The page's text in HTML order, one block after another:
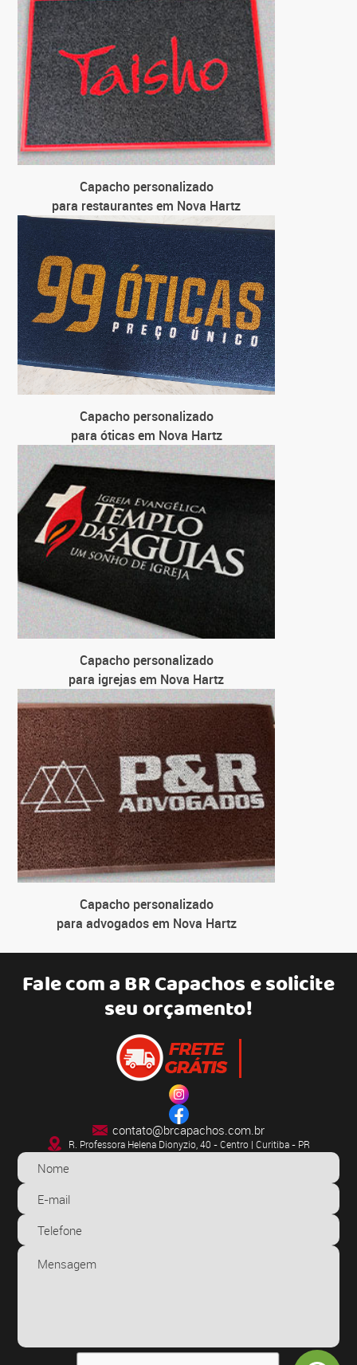
Capacho personalizado
para restaurantes em Nova Hartz
Capacho personalizado
para óticas em Nova Hartz
Capacho personalizado
para igrejas em Nova Hartz
Capacho personalizado
para advogados em Nova Hartz
Fale com aBR Capachose solicite
seu orçamento!
contato@brcapachos.com.br
R. Professora Helena Dionyzio, 40 - Centro | Curitiba - PR